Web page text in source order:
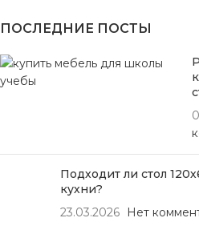
ПОСЛЕДНИЕ ПОСТЫ
Подходит ли стол
кухни?
23.03.2026
Нет